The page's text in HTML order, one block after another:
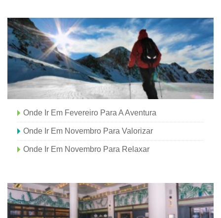
Onde Ir Em Fevereiro Para A Aventura
Onde Ir Em Novembro Para Valorizar
Onde Ir Em Novembro Para Relaxar